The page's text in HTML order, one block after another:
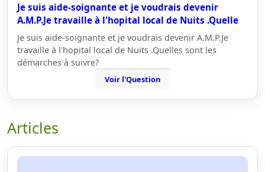
Je suis aide-soignante et je voudrais devenir
A.M.P.Je travaille à l'hopital local de Nuits .Quelle
Je suis aide-soignante et je voudrais devenir A.M.P.Je
travaille à l'hopital local de Nuits .Quelles sont les
démarches à suivre?
Voir l'Question
Articles